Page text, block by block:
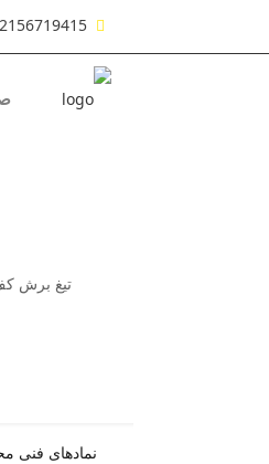
تیغ برش
نمادهای فنی